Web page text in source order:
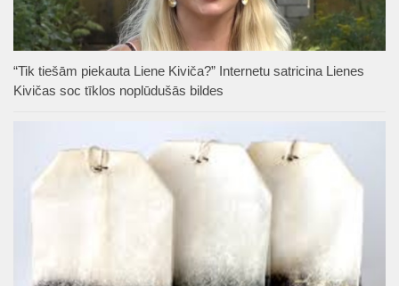
“Tik tiešām piekauta Liene Kiviča?” Internetu satricina Lienes
Kivičas soc tīklos noplūdušās bildes